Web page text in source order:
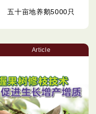
五十亩地养鹅5000只
Article